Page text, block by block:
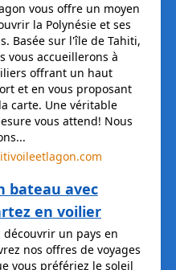
vous offre un moyen
la Polynésie et ses
Basée sur l'île de Tahiti,
vous accueillerons à
offrant un haut
et en vous proposant
carte. Une véritable
vous attend! Nous
bateau avec
en voilier
découvrir un pays en
nos offres de voyages
vous préfériez le soleil